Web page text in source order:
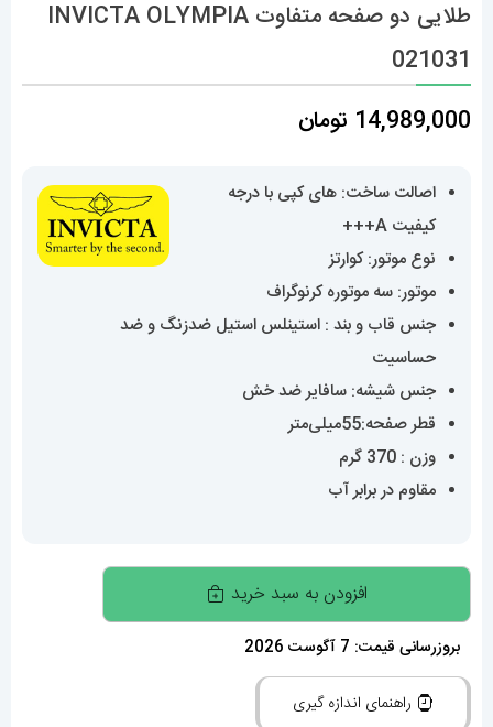
طلایی دو صفحه متفاوت INVICTA OLYMPIA
021031
14,989,000 تومان
اصالت ساخت: های کپی با درجه
کیفیت A+++
نوع موتور: کوارتز
موتور: سه موتوره کرنوگراف
جنس قاب و بند : استینلس استیل ضدزنگ و ضد
حساسیت
جنس شیشه: سافایر ضد خش
قطر صفحه:55میلی‌متر
وزن : 370 گرم
مقاوم در برابر آب
ساعت
اینویکتا
مردانه
مدل
افزودن به سبد خرید
بروزرسانی قیمت: 7 آگوست 2026
راهنمای اندازه گیری